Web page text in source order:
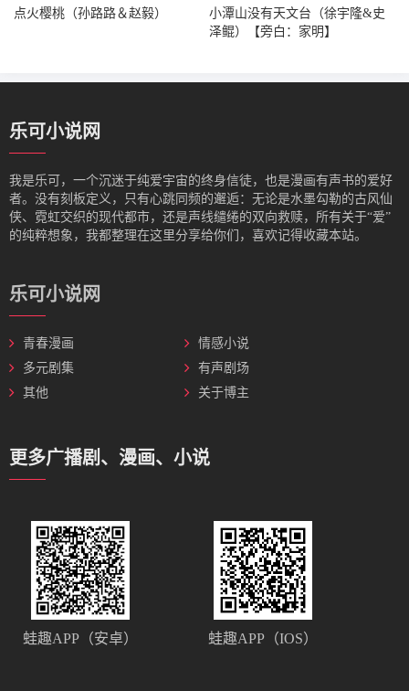
点火樱桃（孙路路＆赵毅）
小潭山没有天文台（徐宇隆&史
泽鲲）【旁白：家明】
乐可小说网
我是‌乐可，一个沉迷于纯爱宇宙的终身信徒，也是漫画有声书的爱好
者。没有刻板定义，只有心跳同频的邂逅：无论是水墨勾勒的古风仙
侠、霓虹交织的现代都市，还是声线缱绻的双向救赎，所有关于“爱”
的纯粹想象，我都整理在这里分享给你们，喜欢记得收藏本站。
乐可小说网
青春漫画
情感小说
多元剧集
有声剧场
其他
关于博主
更多广播剧、漫画、小说
蛙趣APP（安卓） 蛙趣APP（IOS）